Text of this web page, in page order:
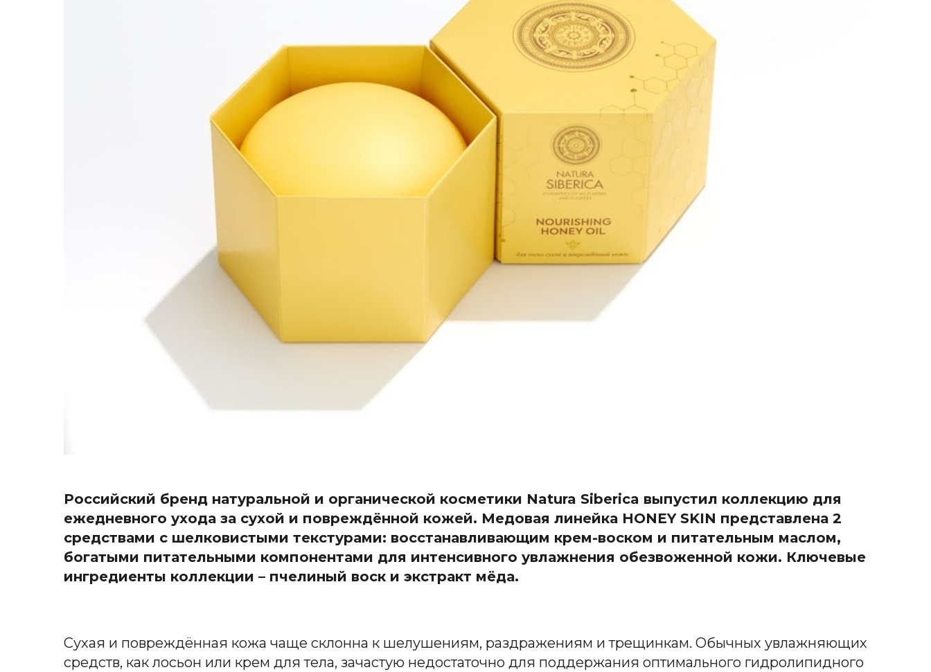
Российский бренд натуральной и органической косметики Natura Siberica выпустил коллекцию для
ежедневного ухода за сухой и повреждённой кожей. Медовая линейка HONEY SKIN представлена 2
средствами с шелковистыми текстурами: восстанавливающим крем-воском и питательным маслом,
богатыми питательными компонентами для интенсивного увлажнения обезвоженной кожи. Ключевые
ингредиенты коллекции – пчелиный воск и экстракт мёда.
Сухая и повреждённая кожа чаще склонна к шелушениям, раздражениям и трещинкам. Обычных увлажняющих
средств, как лосьон или крем для тела, зачастую недостаточно для поддержания оптимального гидролипидного